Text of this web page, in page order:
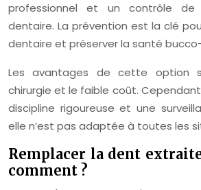
professionnel et un contrôle
dentaire. La prévention est la clé
dentaire et préserver la santé
Les avantages de cette option
chirurgie et le faible coût.
discipline rigoureuse et une
elle n’est pas adaptée à toutes les
Remplacer la dent
comment ?